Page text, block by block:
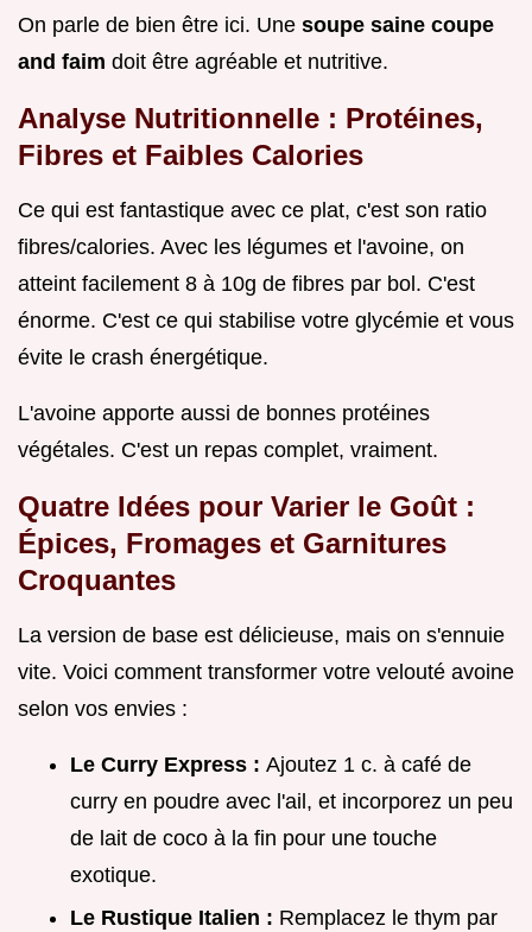
On parle de bien être ici. Une soupe saine coupe
and faim doit être agréable et nutritive.
Analyse Nutritionnelle : Protéines,
Fibres et Faibles Calories
Ce qui est fantastique avec ce plat, c'est son ratio
fibres/calories. Avec les légumes et l'avoine, on
atteint facilement 8 à 10g de fibres par bol. C'est
énorme. C'est ce qui stabilise votre glycémie et vous
évite le crash énergétique.
L'avoine apporte aussi de bonnes protéines
végétales. C'est un repas complet, vraiment.
Quatre Idées pour Varier le Goût :
Épices, Fromages et Garnitures
Croquantes
La version de base est délicieuse, mais on s'ennuie
vite. Voici comment transformer votre velouté avoine
selon vos envies :
Le Curry Express : Ajoutez 1 c. à café de
curry en poudre avec l'ail, et incorporez un peu
de lait de coco à la fin pour une touche
exotique.
Le Rustique Italien : Remplacez le thym par